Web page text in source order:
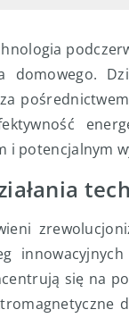
domowego.
i potencjalnym
się na